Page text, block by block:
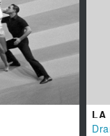
LA